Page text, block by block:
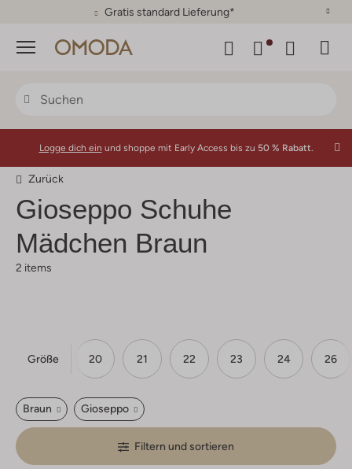
Gratis standard Lieferung*
Menü
Logge dich ein und shoppe mit Early Access bis zu 50 % Rabatt.
Zurück
Gioseppo Schuhe
Mädchen Braun
2 items
Größe 20 21 22 23 24 26
Braun Gioseppo
Filtern und sortieren